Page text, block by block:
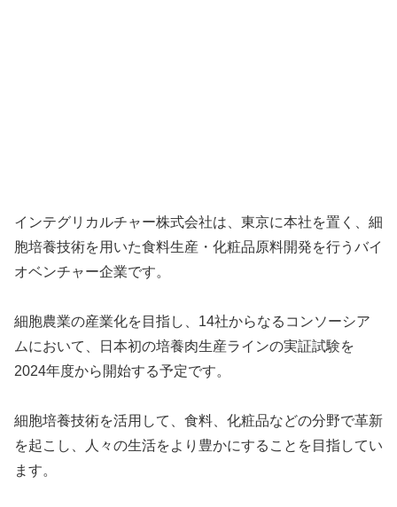
インテグリカルチャー株式会社は、東京に本社を置く、細
胞培養技術を用いた食料生産・化粧品原料開発を行うバイ
オベンチャー企業です。
細胞農業の産業化を目指し、14社からなるコンソーシア
ムにおいて、日本初の培養肉生産ラインの実証試験を
2024年度から開始する予定です。
細胞培養技術を活用して、食料、化粧品などの分野で革新
を起こし、人々の生活をより豊かにすることを目指してい
ます。